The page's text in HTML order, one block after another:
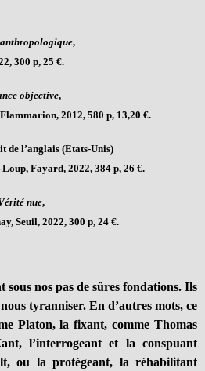
,
300 p, 25 €.
objective,
2012, 580 p, 13,20 €.
de l’anglais (Etats-Unis)
Fayard, 2022, 384 p, 26 €.
nue,
Seuil, 2022, 300 p, 24 €.
nos pas de sûres fondations. Ils
tyranniser. En d’autres mots, ce
Platon, la fixant, comme Thomas
l’interrogeant et la conspuant
ou la protégeant, la réhabilitant